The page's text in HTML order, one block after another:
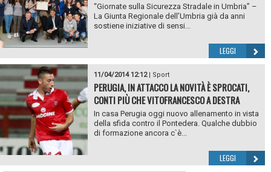
“Giornate sulla Sicurezza Stradale in Umbria” –
La Giunta Regionale dell’Umbria già da anni
sostiene iniziative di sensi...
LEGGI
11/04/2014 12:12| Sport
PERUGIA, IN ATTACCO LA NOVITÀ È SPROCATI,
CONTI PIÙ CHE VITOFRANCESCO A DESTRA
In casa Perugia oggi nuovo allenamento in vista
della sfida contro il Pontedera. Qualche dubbio
di formazione ancora c`è...
LEGGI